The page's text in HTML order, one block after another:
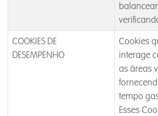
COOKIES DE
DESEMPENHO
Cookies
interage
as áreas
tempo
Esses